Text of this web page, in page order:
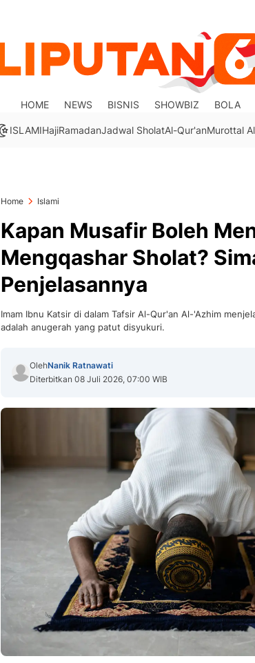
HOME NEWS BISNIS SHOWBIZ BOLA
ISLAMIHajiRamadanJadwal SholatAl-Qur'anMurottal
Home Islami
Kapan Musafir Boleh
Mengqashar Sholat?
Penjelasannya
Imam Ibnu Katsir di dalam Tafsir Al-Qur'an Al-'Azhim
adalah anugerah yang patut disyukuri.
OlehNanik Ratnawati
Diterbitkan 08 Juli 2026, 07:00 WIB